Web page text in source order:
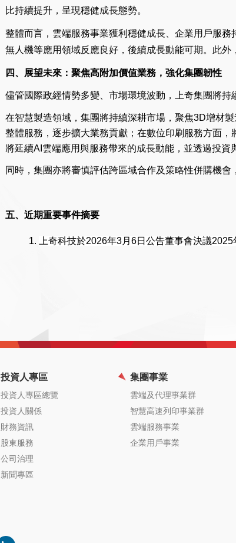
比持續提升，呈現穩健成長態勢。
整體而言，雲端服務事業獲利穩健成長、企業用戶服
無人機等應用領域反應良好，後續成長動能可期。此
四、展望未來：聚焦高附加價值業務，強化集團韌性
儘管國際政經情勢多變、市場環境波動，上奇集團將
在智慧製造領域，集團將持續深耕市場，聚焦3D增材
整體服務，逐步擴大業務貢獻；在數位印刷服務方面
將延續AI雲端應用與服務帶來的成長動能，並透過投資
同時，集團亦將審慎評估跨區域合作及策略性併購機
五、近期重要事件摘要
上奇科技於2026年3月6日公告董事會決議
投資人專區
投資人專區總覽
投資人關係
財務資訊
股東服務
公司治理
新聞專區
集團事業
雲端及代理事業群
智慧高速列印事業群
雲端服務事業
企業用戶事業